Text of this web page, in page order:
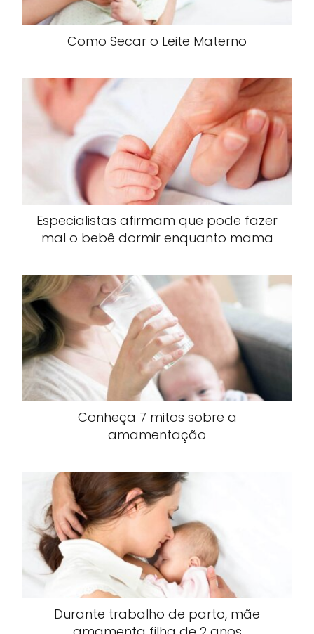
Como Secar o Leite Materno
Especialistas afirmam que pode fazer
mal o bebê dormir enquanto mama
Conheça 7 mitos sobre a
amamentação
Durante trabalho de parto, mãe